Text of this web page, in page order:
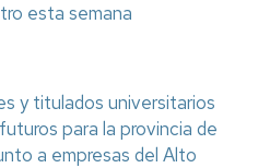
esta semana
y titulados universitarios
para la provincia de
a empresas del Alto